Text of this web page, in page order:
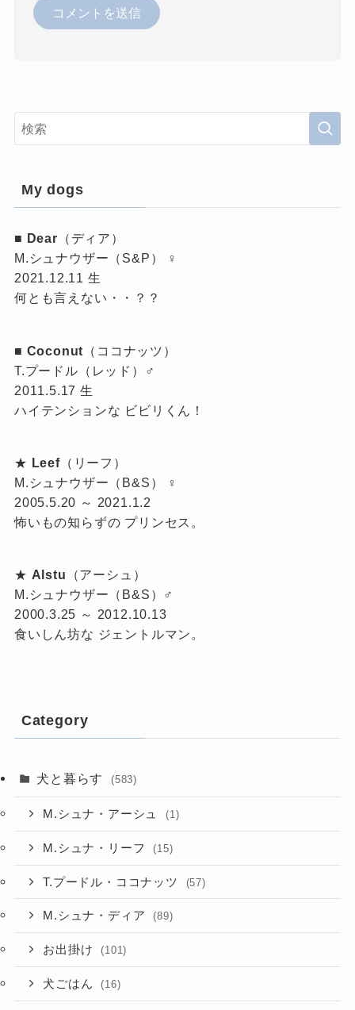
My dogs
■ Dear （ディア）
M.シュナウザー（S&P） ♀
2021.12.11 生
何とも言えない・・？？
■ Coconut （ココナッツ）
T.プードル（レッド）♂
2011.5.17 生
ハイテンションな ビビリくん！
★ Leef（リーフ）
M.シュナウザー（B&S） ♀
2005.5.20 ～ 2021.1.2
怖いもの知らずの プリンセス。
★ Alstu （アーシュ）
M.シュナウザー（B&S）♂
2000.3.25 ～ 2012.10.13
食いしん坊な ジェントルマン。
Category
犬と暮らす (583)
M.シュナ・アーシュ (1)
M.シュナ・リーフ (15)
T.プードル・ココナッツ (57)
M.シュナ・ディア (89)
お出掛け (101)
犬ごはん (16)